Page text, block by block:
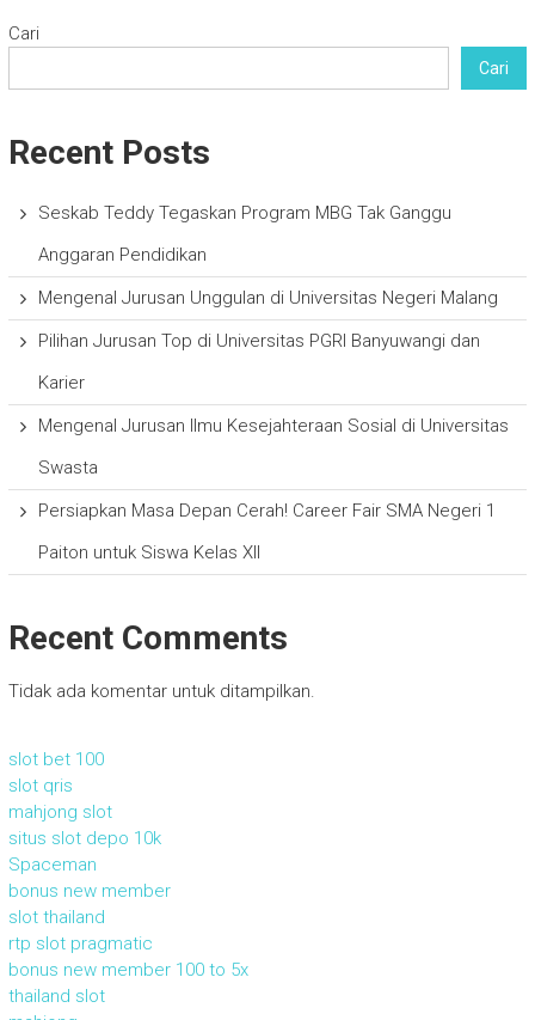
Cari
Cari
Recent Posts
Seskab Teddy Tegaskan Program MBG Tak Ganggu
Anggaran Pendidikan
Mengenal Jurusan Unggulan di Universitas Negeri Malang
Pilihan Jurusan Top di Universitas PGRI Banyuwangi dan
Karier
Mengenal Jurusan Ilmu Kesejahteraan Sosial di Universitas
Swasta
Persiapkan Masa Depan Cerah! Career Fair SMA Negeri 1
Paiton untuk Siswa Kelas XII
Recent Comments
Tidak ada komentar untuk ditampilkan.
slot bet 100
slot qris
mahjong slot
situs slot depo 10k
Spaceman
bonus new member
slot thailand
rtp slot pragmatic
bonus new member 100 to 5x
thailand slot